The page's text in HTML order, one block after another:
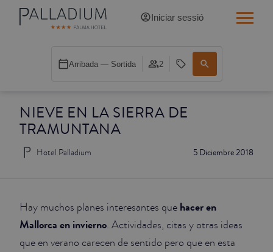
NIEVE EN LA SIERRA DE
TRAMUNTANA
5 Diciembre 2018
Hotel Palladium
Hay muchos planes interesantes que hacer en
Mallorca en invierno. Actividades, citas y otras ideas
que en verano carecen de sentido pero que en esta
Iniciar sessió
Arribada — Sortida 2
INDIVIDUAL BALCÓ CATEDRAL
DOBLE WHITE